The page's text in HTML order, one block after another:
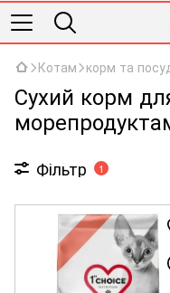
Котам корм та
Сухий корм
Фільтр 1